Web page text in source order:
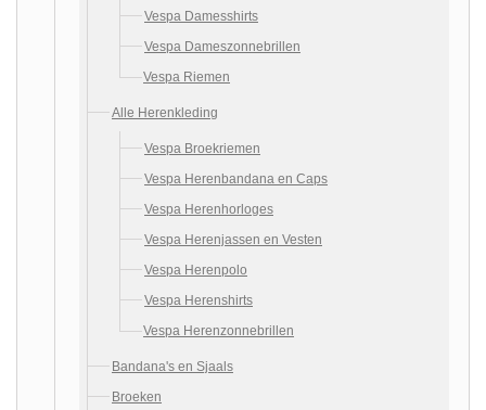
Vespa Damesshirts
Vespa Dameszonnebrillen
Vespa Riemen
Alle Herenkleding
Vespa Broekriemen
Vespa Herenbandana en Caps
Vespa Herenhorloges
Vespa Herenjassen en Vesten
Vespa Herenpolo
Vespa Herenshirts
Vespa Herenzonnebrillen
Bandana's en Sjaals
Broeken